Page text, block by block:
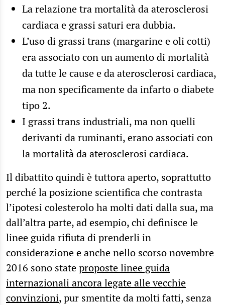
La relazione tra mortalità da aterosclerosi
cardiaca e grassi saturi era dubbia.
L’uso di grassi trans (margarine e oli cotti)
era associato con un aumento di mortalità
da tutte le cause e da aterosclerosi cardiaca,
ma non specificamente da infarto o diabete
tipo 2.
I grassi trans industriali, ma non quelli
derivanti da ruminanti, erano associati con
la mortalità da aterosclerosi cardiaca.
Il dibattito quindi è tuttora aperto, soprattutto
perché la posizione scientifica che contrasta
l’ipotesi colesterolo ha molti dati dalla sua, ma
dall’altra parte, ad esempio, chi definisce le
linee guida rifiuta di prenderli in
considerazione e anche nello scorso novembre
2016 sono stateproposte linee guida
internazionali ancora legate alle vecchie
convinzioni, pur smentite da molti fatti, senza